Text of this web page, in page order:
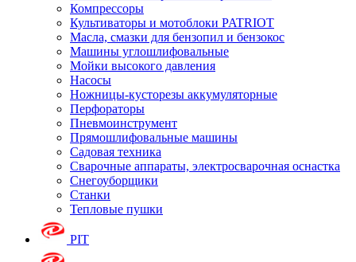
Компрессоры
Культиваторы и мотоблоки PATRIOT
Масла, смазки для бензопил и бензокос
Машины углошлифовальные
Мойки высокого давления
Насосы
Ножницы-кусторезы аккумуляторные
Перфораторы
Пневмоинструмент
Прямошлифовальные машины
Садовая техника
Сварочные аппараты, электросварочная оснастка
Снегоуборщики
Станки
Тепловые пушки
PIT